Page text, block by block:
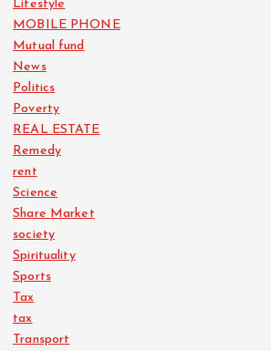
Lifestyle
MOBILE PHONE
Mutual fund
News
Politics
Poverty
REAL ESTATE
Remedy
rent
Science
Share Market
society
Spirituality
Sports
Tax
tax
Transport